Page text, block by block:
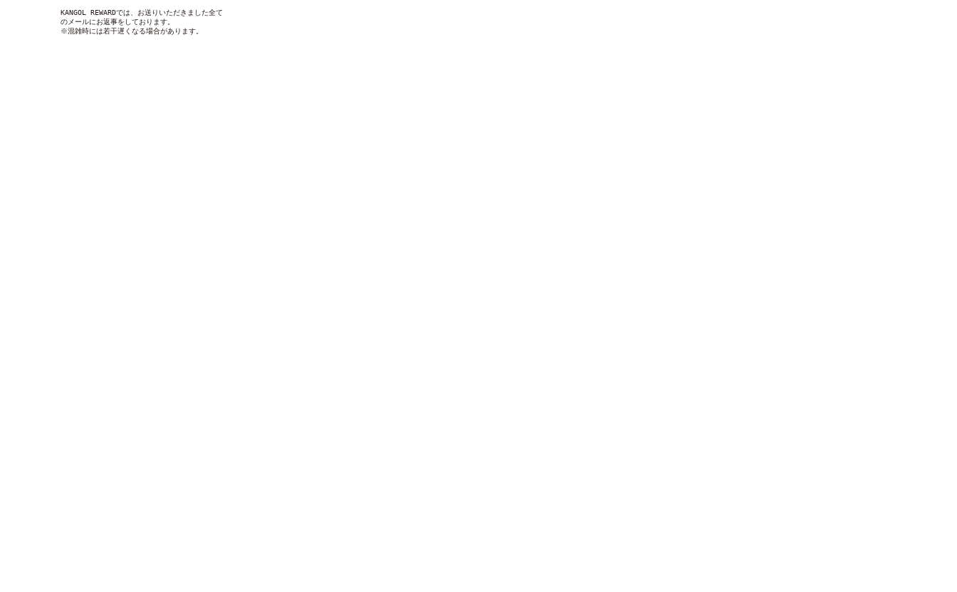
KANGOL REWARDでは、お送りいただきました全て
のメールにお返事をしております。
※混雑時には若干遅くなる場合があります。